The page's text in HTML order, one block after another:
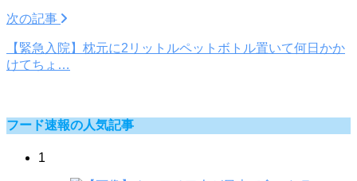
次の記事
【緊急入院】枕元に2リットルペットボトル置いて何日かか
けてちょ…
フード速報の人気記事
1